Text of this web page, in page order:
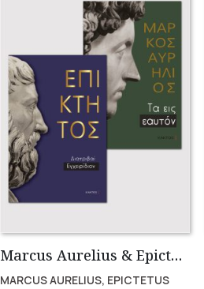
Marcus Aurelius & Epictetus (Compact works in Greek)
MARCUS AURELIUS, EPICTETUS